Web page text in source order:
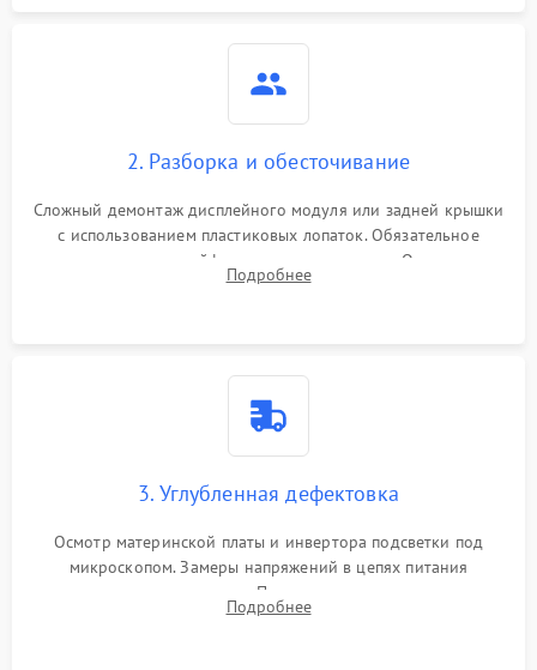
2. Разборка и обесточивание
Сложный демонтаж дисплейного модуля или задней крышки
с использованием пластиковых лопаток. Обязательное
отключение шлейфов матрицы и питания. Очистка
массивной системы охлаждения от скопившейся пыли.
Подробнее
3. Углубленная дефектовка
Осмотр материнской платы и инвертора подсветки под
микроскопом. Замеры напряжений в цепях питания
процессора и видеокарты. Проверка состояния жесткого
диска и оперативной памяти с помощью POST-карт и
Подробнее